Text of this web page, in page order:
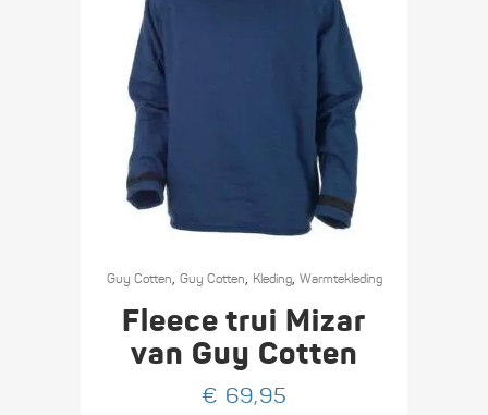
product
meerdere
variaties.
Guy Cotten, Guy Cotten, Kleding, Warmte­­kleding
Fleece trui Mizar
van Guy Cotten
€ 69,95